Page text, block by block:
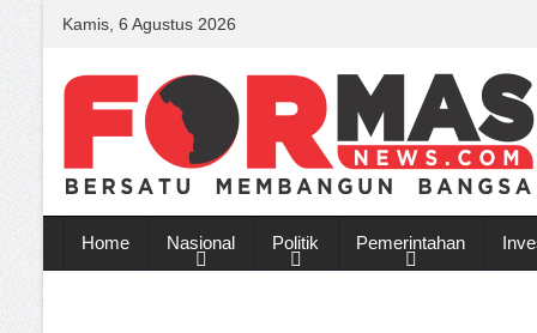
Kamis, 6 Agustus 2026
Home Nasional Politik Pemerintahan